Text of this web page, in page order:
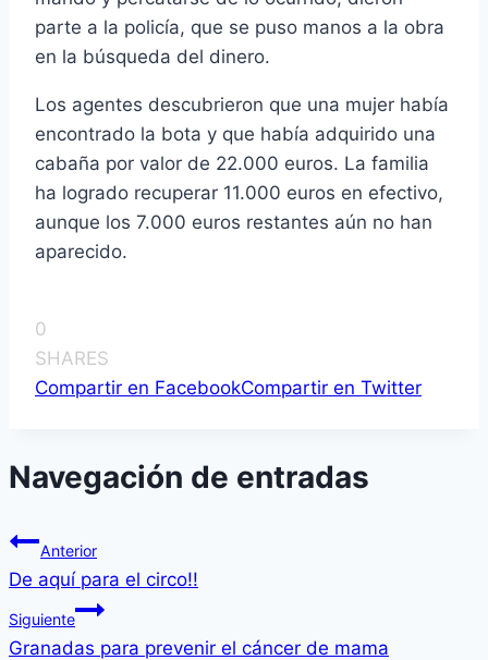
parte a la policí­a, que se puso manos a la obra
en la búsqueda del dinero.
Los agentes descubrieron que una mujer habí­a
encontrado la bota y que habí­a adquirido una
cabaña por valor de 22.000 euros. La familia
ha logrado recuperar 11.000 euros en efectivo,
aunque los 7.000 euros restantes aún no han
aparecido.
0
SHARES
Compartir en FacebookCompartir en Twitter
Navegación de entradas
Anterior
De aquí­ para el circo!!
Siguiente
Granadas para prevenir el cáncer de mama